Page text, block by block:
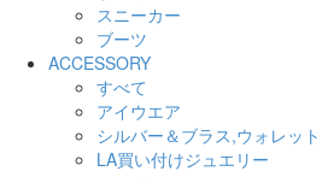
スニーカー
ブーツ
ACCESSORY
すべて
アイウエア
シルバー＆ブラス,ウォレット
LA買い付けジュエリー